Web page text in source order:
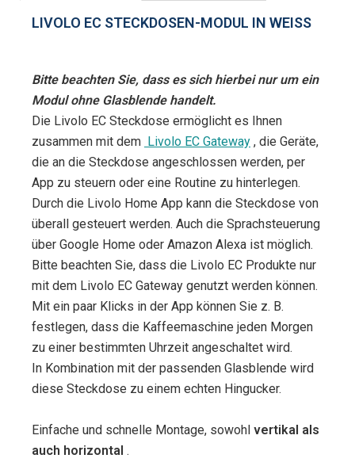
LIVOLO EC STECKDOSEN-MODUL IN WEISS
Bitte beachten Sie, dass es sich hierbei nur um ein
Modul ohne Glasblende handelt.
Die Livolo EC Steckdose ermöglicht es Ihnen
zusammen mit dem Livolo EC Gateway , die Geräte,
die an die Steckdose angeschlossen werden, per
App zu steuern oder eine Routine zu hinterlegen.
Durch die Livolo Home App kann die Steckdose von
überall gesteuert werden. Auch die Sprachsteuerung
über Google Home oder Amazon Alexa ist möglich.
Bitte beachten Sie, dass die Livolo EC Produkte nur
mit dem Livolo EC Gateway genutzt werden können.
Mit ein paar Klicks in der App können Sie z. B.
festlegen, dass die Kaffeemaschine jeden Morgen
zu einer bestimmten Uhrzeit angeschaltet wird.
In Kombination mit der passenden Glasblende wird
diese Steckdose zu einem echten Hingucker.
Einfache und schnelle Montage, sowohl vertikal als
auch horizontal .